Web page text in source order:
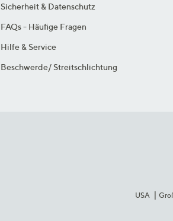
Sicherheit & Datenschutz
FAQs - Häufige Fragen
Hilfe & Service
Beschwerde/ Streitschlichtung
USA